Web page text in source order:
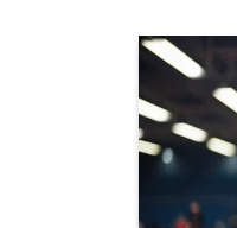
A
p
p